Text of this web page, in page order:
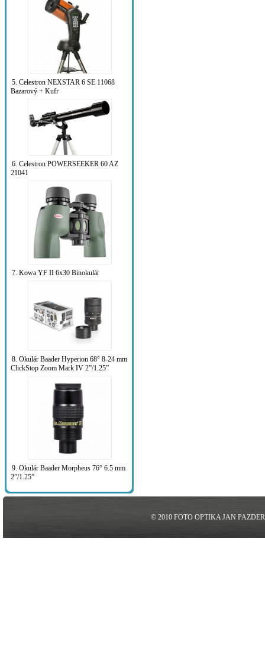
5. Celestron NEXSTAR 6 SE 11068
Bazarový + Kufr
6. Celestron POWERSEEKER 60 AZ
21041
7. Kowa YF II 6x30 Binokulár
8. Okulár Baader Hyperion 68° 8-24 mm
ClickStop Zoom Mark IV 2”/1.25”
9. Okulár Baader Morpheus 76° 6.5 mm
2”/1.25”
© 2010 FOTO OPTIKA JAN